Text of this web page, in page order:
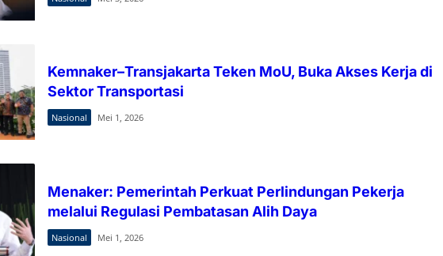
Kemnaker–Transjakarta Teken MoU, Buka Akses Kerja di
Sektor Transportasi
Nasional Mei 1, 2026
Menaker: Pemerintah Perkuat Perlindungan Pekerja
melalui Regulasi Pembatasan Alih Daya
Nasional Mei 1, 2026